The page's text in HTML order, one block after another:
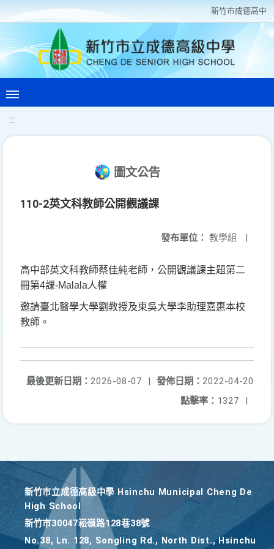
新竹巿成德高中
:::
圖文公告
110-2英文科教師公開觀議課
發布單位： 教學組 |
高中部英文科教師蔡佳純老師，公開觀議課主題第二
冊第4課-Malala人權
邀請臺北醫學大學劉教授及東吳大學李助理嘉惠本校
教師。
發佈日期： 2022-04-20
最後更新日期： 2026-08-07
|
點擊率： 1327 |
新竹巿立成德高級中學 Hsinchu Municipal Cheng De
High School
新竹巿30047崧嶺路128巷38號
No.38, Ln. 128, Songling Rd., North Dist., Hsinchu